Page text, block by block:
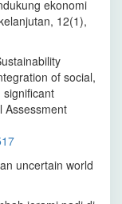
ekonomi
12(1),
of social,
significant
Assessment
uncertain world